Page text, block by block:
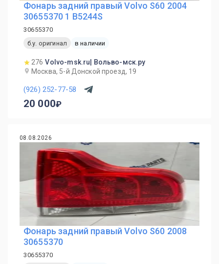
Фонарь задний правый Volvo S60 2004
30655370 1 B5244S
30655370
б.у. оригинал
в наличии
276 Volvo-msk.ru| Вольво-мск.ру
Москва, 5-й Донской проезд, 19
(926) 252-77-58
20 000
08.08.2026
Фонарь задний правый Volvo S60 2008
30655370
30655370